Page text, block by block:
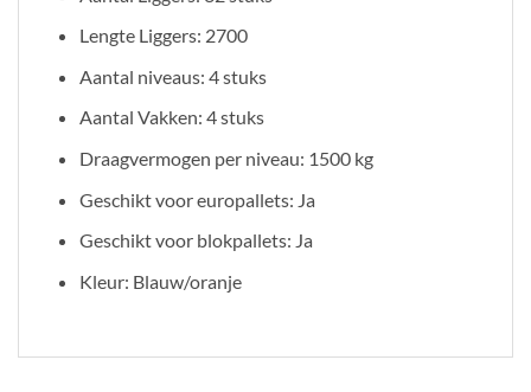
Lengte Liggers: 2700
Aantal niveaus: 4 stuks
Aantal Vakken: 4 stuks
Draagvermogen per niveau: 1500 kg
Geschikt voor europallets: Ja
Geschikt voor blokpallets: Ja
Kleur: Blauw/oranje